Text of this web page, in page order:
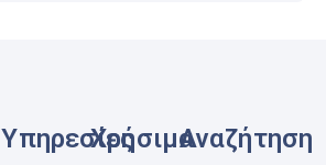
ΥπηρεσίεςΧρήσιμαΑναζήτηση